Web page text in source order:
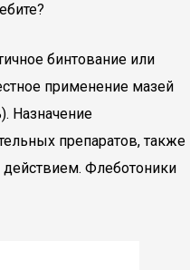
бинтование или
применение мазей
Назначение
препаратов, также
Флеботоники